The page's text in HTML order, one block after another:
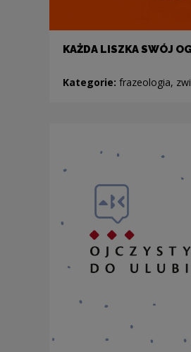
KAŻDA LISZKA SWÓJ
Kategorie: frazeologia,